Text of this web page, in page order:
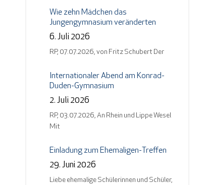
Wie zehn Mädchen das
Jungengymnasium veränderten
6. Juli 2026
RP, 07.07.2026, von Fritz Schubert Der
Internationaler Abend am Konrad-
Duden-Gymnasium
2. Juli 2026
RP, 03.07.2026, An Rhein und Lippe Wesel
Mit
Einladung zum Ehemaligen-Treffen
29. Juni 2026
Liebe ehemalige Schülerinnen und Schüler,